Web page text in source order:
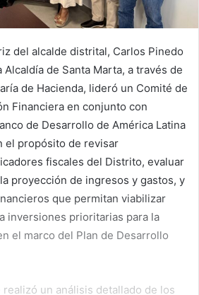
del alcalde distrital, Carlos Pinedo
Alcaldía de Santa Marta, a través de
de Hacienda, lideró un Comité de
Financiera en conjunto con
de Desarrollo de América Latina
el propósito de revisar
fiscales del Distrito, evaluar
proyección de ingresos y gastos, y
que permitan viabilizar
inversiones prioritarias para la
el marco del Plan de Desarrollo
un análisis detallado de los